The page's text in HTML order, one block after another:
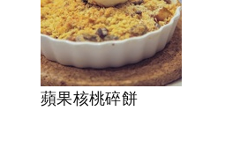
蘋果核桃碎餅